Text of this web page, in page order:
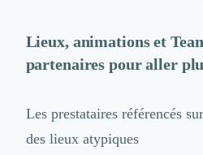
Lieux, animations et
partenaires pour aller
Les prestataires référencés
des lieux atypiques